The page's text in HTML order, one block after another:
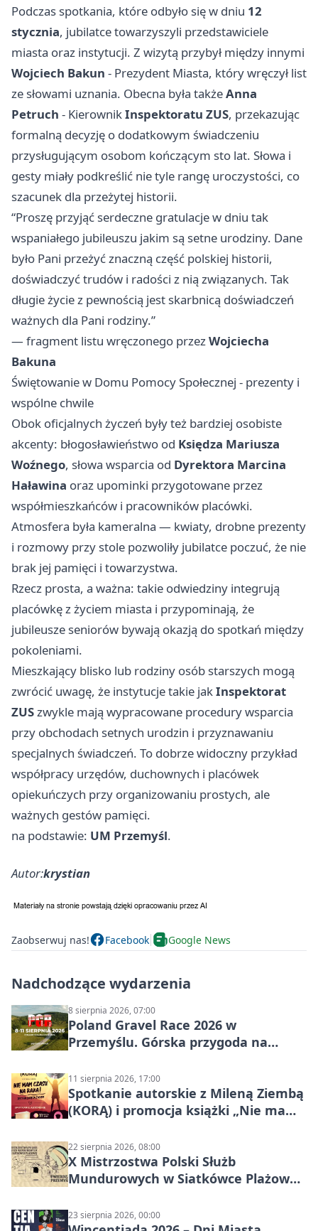
Podczas spotkania, które odbyło się w dniu 12
stycznia, jubilatce towarzyszyli przedstawiciele
miasta oraz instytucji. Z wizytą przybył między innymi
Wojciech Bakun - Prezydent Miasta, który wręczył list
ze słowami uznania. Obecna była takżeAnna
Petruch - KierownikInspektoratu ZUS, przekazując
formalną decyzję o dodatkowym świadczeniu
przysługującym osobom kończącym sto lat. Słowa i
gesty miały podkreślić nie tyle rangę uroczystości, co
szacunek dla przeżytej historii.
“Proszę przyjąć serdeczne gratulacje w dniu tak
wspaniałego jubileuszu jakim są setne urodziny. Dane
było Pani przeżyć znaczną część polskiej historii,
doświadczyć trudów i radości z nią związanych. Tak
długie życie z pewnością jest skarbnicą doświadczeń
ważnych dla Pani rodziny.”
— fragment listu wręczonego przezWojciecha
Bakuna
Świętowanie w Domu Pomocy Społecznej - prezenty i
wspólne chwile
Obok oficjalnych życzeń były też bardziej osobiste
akcenty: błogosławieństwo od Księdza Mariusza
Woźnego, słowa wsparcia od Dyrektora Marcina
Haławina oraz upominki przygotowane przez
współmieszkańców i pracowników placówki.
Atmosfera była kameralna — kwiaty, drobne prezenty
i rozmowy przy stole pozwoliły jubilatce poczuć, że nie
brak jej pamięci i towarzystwa.
Rzecz prosta, a ważna: takie odwiedziny integrują
placówkę z życiem miasta i przypominają, że
jubileusze seniorów bywają okazją do spotkań między
pokoleniami.
Mieszkający blisko lub rodziny osób starszych mogą
zwrócić uwagę, że instytucje takie jakInspektorat
ZUSzwykle mają wypracowane procedury wsparcia
przy obchodach setnych urodzin i przyznawaniu
specjalnych świadczeń. To dobrze widoczny przykład
współpracy urzędów, duchownych i placówek
opiekuńczych przy organizowaniu prostych, ale
ważnych gestów pamięci.
na podstawie: UM Przemyśl.
Autor:krystian
Zaobserwuj nas! Facebook Google News
Nadchodzące wydarzenia
8 sierpnia 2026, 07:00
Poland Gravel Race 2026 w
Przemyślu. Górska przygoda na
11 sierpnia 2026, 17:00
Spotkanie autorskie z Mileną Ziembą
(KORĄ) i promocja książki „Nie mam
22 sierpnia 2026, 08:00
X Mistrzostwa Polski Służb
Mundurowych w Siatkówce Plażowej
23 sierpnia 2026, 00:00